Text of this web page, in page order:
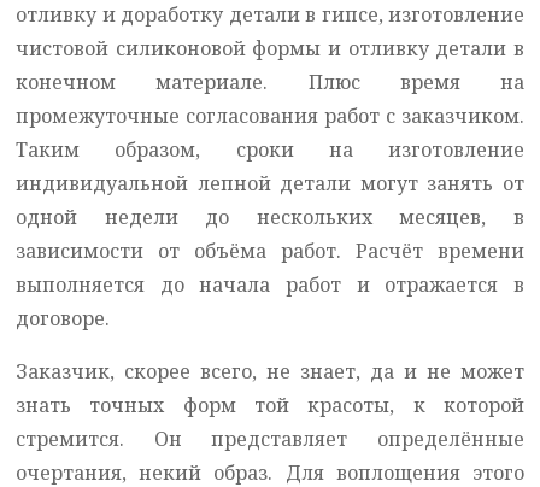
отливку и доработку детали в гипсе, изготовление
чистовой силиконовой формы и отливку детали в
конечном материале. Плюс время на
промежуточные согласования работ с заказчиком.
Таким образом, сроки на изготовление
индивидуальной лепной детали могут занять от
одной недели до нескольких месяцев, в
зависимости от объёма работ. Расчёт времени
выполняется до начала работ и отражается в
договоре.
Заказчик, скорее всего, не знает, да и не может
знать точных форм той красоты, к которой
стремится. Он представляет определённые
очертания, некий образ. Для воплощения этого